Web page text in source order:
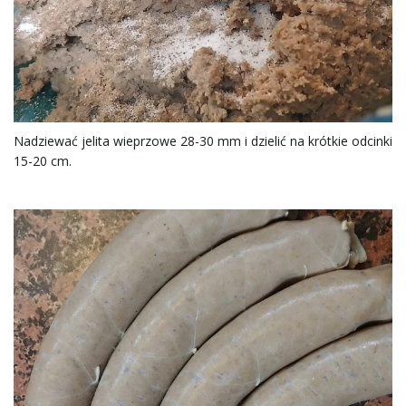
Nadziewać jelita wieprzowe 28-30 mm i dzielić na krótkie odcinki
15-20 cm.